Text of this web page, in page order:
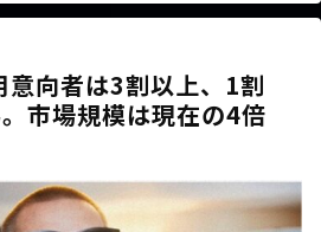
ライム4」 新品が2999円に…
？》「フリーレン一番くじ」を記念に
位でまさかの下剋上！？「魔族達のラ
順位》：「女神の石碑編」＆「帝国編
》「神技のレヴォルテ編」・「黄金郷
ぶ》「一級魔法使い選抜試験編」のキ
意向者は3割以上、1割
市場規模は現在の4倍